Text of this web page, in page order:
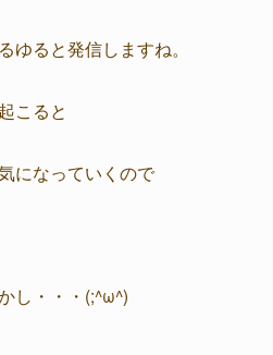
ゆると発信しますね。
こると
になっていくので
し・・・(;^ω^)